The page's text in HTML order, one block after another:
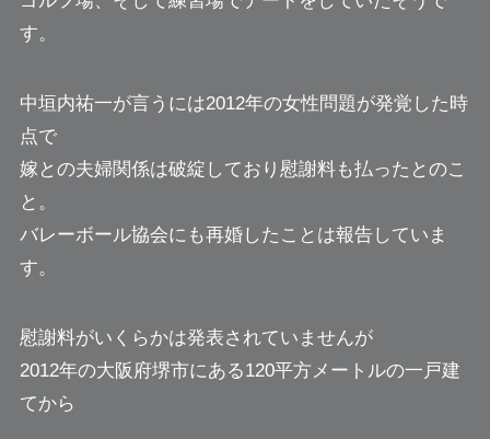
す。
中垣内祐一が言うには2012年の女性問題が発覚した時
点で
嫁との夫婦関係は破綻しており慰謝料も払ったとのこ
と。
バレーボール協会にも再婚したことは報告していま
す。
慰謝料がいくらかは発表されていませんが
2012年の大阪府堺市にある120平方メートルの一戸建
てから